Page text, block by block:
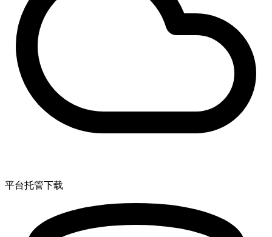
平台托管下载